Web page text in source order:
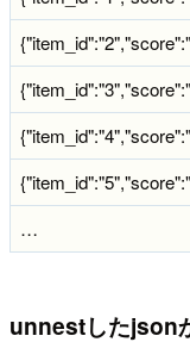
…
unnestしたjson